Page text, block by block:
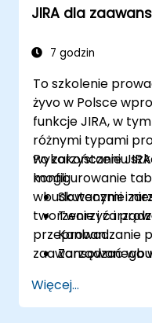
JIRA dla
7 godzin
To szkolenie
żyvo w Polsce
funkcje JIRA, w
różnymi typami
wykorzystanie
konfigurowanie
wbudowanymi i
tworzenie i
przeprowadzanie
zaawansowanego
i aktualizowanie
konfigurowanie i
Po zakończeniu
mogli:
Skutecznie
Tworzyć i
Kanban.
Zarządzać
Rozumieć i
biznesowymi,
Więcej...